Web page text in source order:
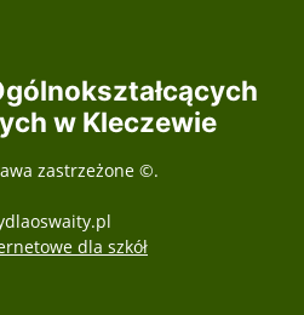
w Kleczewie
zastrzeżone ©.
dla szkółotwiera się w